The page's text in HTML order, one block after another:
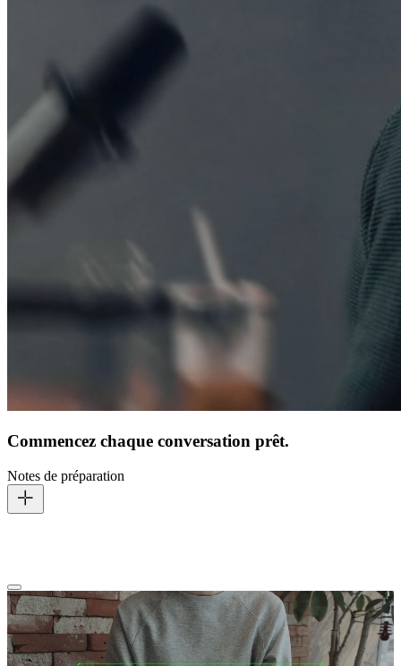
Commencez chaque conversation prêt.
Notes de préparation